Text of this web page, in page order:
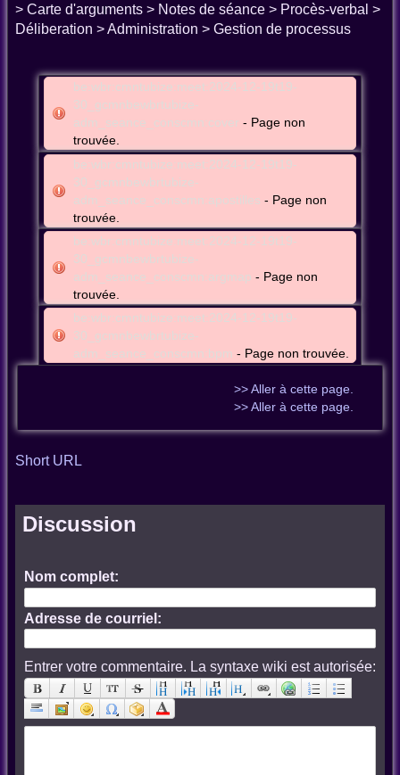
> Carte d'arguments > Notes de séance > Procès-verbal >
Déliberation > Administration > Gestion de processus
be:wbr:cmntubize:meet:2024-12-19t19-
30_gcmnbewbrtubize-
adm_seance_conscmn:cover - Page non
trouvée.
be:wbr:cmntubize:meet:2024-12-19t19-
30_gcmnbewbrtubize-
adm_seance_conscmn:apostilles - Page non
trouvée.
be:wbr:cmntubize:meet:2024-12-19t19-
30_gcmnbewbrtubize-
adm_seance_conscmn:argmap - Page non
trouvée.
be:wbr:cmntubize:meet:2024-12-19t19-
30_gcmnbewbrtubize-
adm_seance_conscmn:bpm - Page non trouvée.
>> Aller à cette page.
>> Aller à cette page.
Short URL
Discussion
Nom complet:
Adresse de courriel:
Entrer votre commentaire. La syntaxe wiki est autorisée: